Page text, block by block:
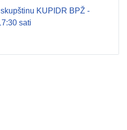
KUPIDR BPŽ -
sati